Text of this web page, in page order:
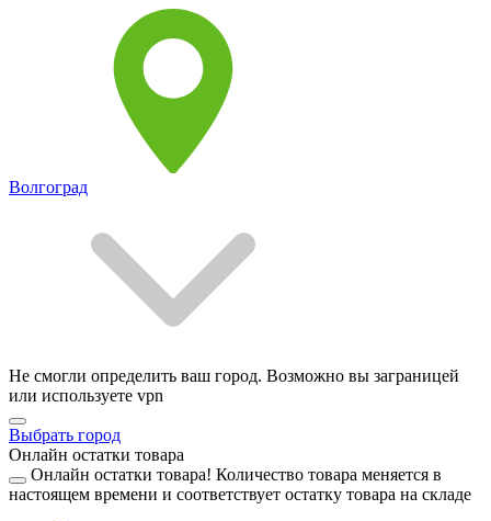
Волгоград
Не смогли определить ваш город. Возможно вы заграницей
или используете vpn
Выбрать город
Онлайн остатки товара
Онлайн остатки товара! Количество товара меняется в
настоящем времени и соответствует остатку товара на складе